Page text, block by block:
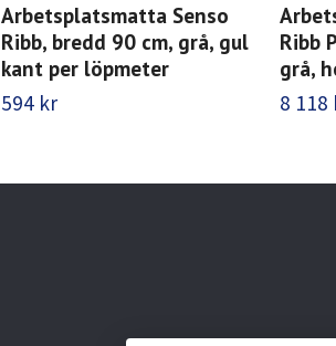
Arbetsplatsmatta Senso
Ribb, bredd 90 cm, grå, gul
kant per löpmeter
594 kr
Ribb
grå,
8 118